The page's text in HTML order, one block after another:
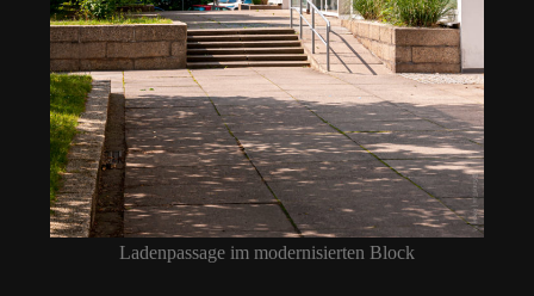
Ladenpassage im modernisierten Block